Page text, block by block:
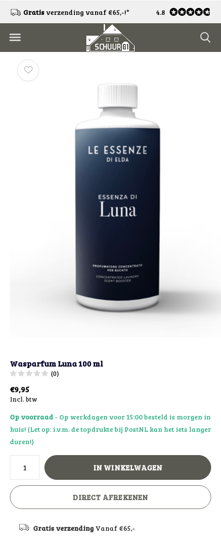
Gratis verzending vanaf €65,-!* Gratisretourneren*
4.8
Wasparfum Luna 100 ml
(0)
€9,95
Incl. btw
Op voorraad - Op werkdagen voor 15:00 besteld is morgen in
huis! (Let op: i.v.m. de topdrukte bij PostNL kan het iets langer
duren!)
IN WINKELWAGEN
DIRECT AFREKENEN
Gratis verzendingVanaf €65,-